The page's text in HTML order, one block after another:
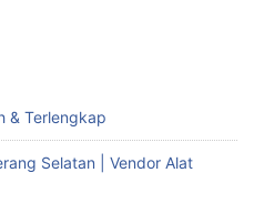
& Terlengkap
Selatan | Vendor Alat